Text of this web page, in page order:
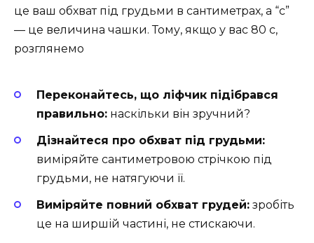
це ваш обхват під грудьми в сантиметрах, а “с”
— це величина чашки. Тому, якщо у вас 80 с,
розглянемо
Переконайтесь, що ліфчик підібрався
правильно: наскільки він зручний?
Дізнайтеся про обхват під грудьми:
виміряйте сантиметровою стрічкою під
грудьми, не натягуючи її.
Виміряйте повний обхват грудей: зробіть
це на ширшій частині, не стискаючи.